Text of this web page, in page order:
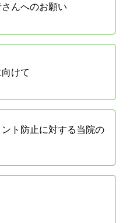
んへのお願い
けて
ト防止に対する当院の